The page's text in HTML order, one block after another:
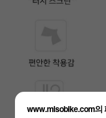
www.misobike.com의